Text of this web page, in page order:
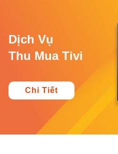
Dịch Vụ
Thu Mua Tivi
Chi Tiết